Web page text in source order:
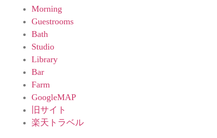
Morning
Guestrooms
Bath
Studio
Library
Bar
Farm
GoogleMAP
旧サイト
楽天トラベル